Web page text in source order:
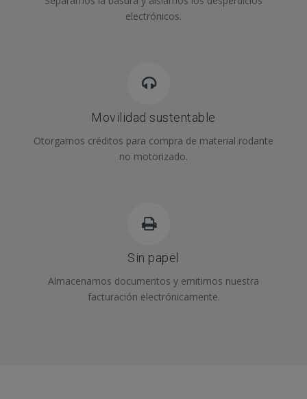
electrónicos.
Movilidad sustentable
Otorgamos créditos para compra de material rodante
no motorizado.
Sin papel
Almacenamos documentos y emitimos nuestra
facturación electrónicamente.